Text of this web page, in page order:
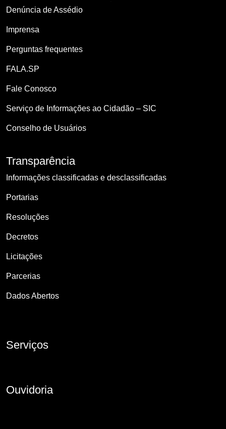
Denúncia de Assédio
Imprensa
Perguntas frequentes
FALA.SP
Fale Conosco
Serviço de Informações ao Cidadão – SIC
Conselho de Usuários
Transparência
Informações classificadas e desclassificadas
Portarias
Resoluções
Decretos
Licitações
Parcerias
Dados Abertos
Serviços
Ouvidoria